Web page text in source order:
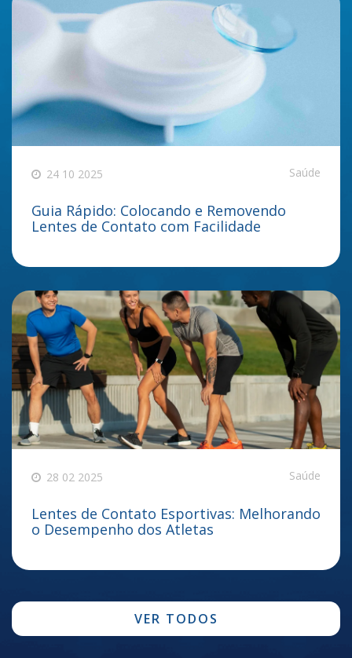
24 10 2025 Saúde
Guia Rápido: Colocando e Removendo
Lentes de Contato com Facilidade
28 02 2025 Saúde
Lentes de Contato Esportivas: Melhorando
o Desempenho dos Atletas
VER TODOS